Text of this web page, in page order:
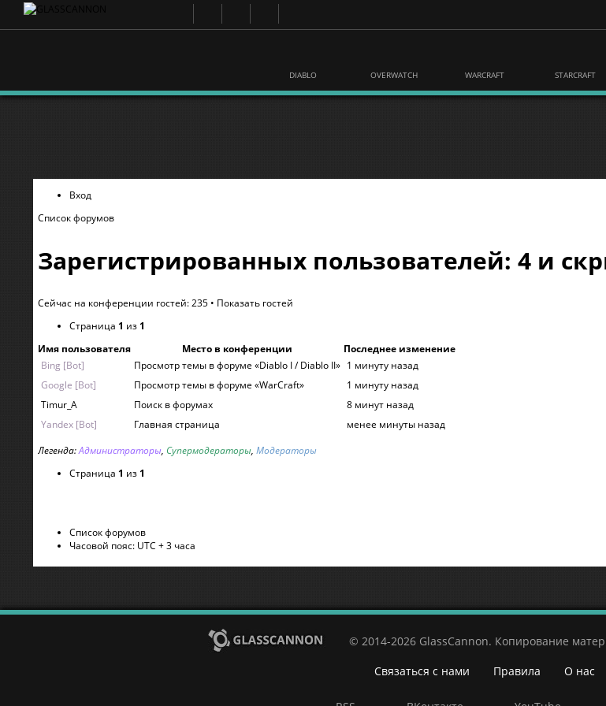
DIABLO OVERWATCH WARCRAFT STARCRAFT
Вход
Список форумов
Зарегистрированных пользователей: 4 и
Сейчас на конференции гостей: 235 • Показать гостей
Страница 1 из 1
Имя пользователя
Место в конференции
Последнее изменение
Bing [Bot]
Просмотр темы в форуме «Diablo I / Diablo II» 1 минуту назад
Google [Bot]
Просмотр темы в форуме «WarСraft»
1 минуту назад
Timur_A
Поиск в форумах
8 минут назад
Yandex [Bot]
Главная страница
менее минуты назад
Легенда:Администраторы, Супермодераторы, Модераторы
Страница 1 из 1
Список форумов
Часовой пояс: UTC + 3 часа
© 2014-2026 GlassCannon. Копирование
Связаться с нами
Правила О нас